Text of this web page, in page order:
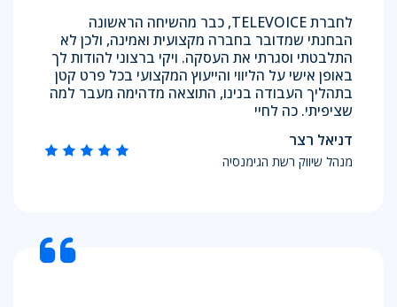
לחברת TELEVOICE, כבר מהשיחה הראשונה
הבחנתי שמדובר בחברה מקצועית ואמינה, ולכן לא
התלבטתי וסגרתי את העסקה. ויקי ברצוני להודות לך
באופן אישי על הליווי והייעוץ המקצועי בכל פרט קטן
בתהליך העבודה בנינו, התוצאה מדהימה מעבר למה
שציפיתי. כה לחיי
דניאל רצר
מנהל שיווק רשת הגימנסיה